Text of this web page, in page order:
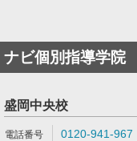
ナビ個別指導学院
盛岡中央校
0120-941-967